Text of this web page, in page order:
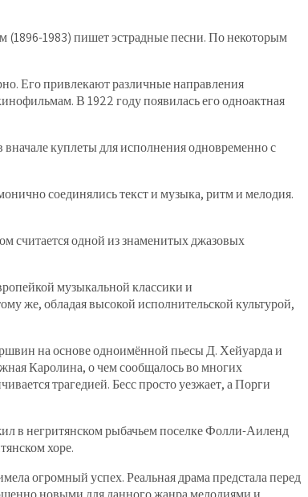
(1896-1983) пишет эстрадные песни. По некоторым
Его привлекают различные направления
В 1922 году появилась его одноактная
куплеты для исполнения одновременно с
соединялись текст и музыка, ритм и мелодия.
считается одной из знаменитых джазовых
музыкальной классики и
же, обладая высокой исполнительской культурой,
на основе одноимённой пьесы Д. Хейуарда и
Каролина, о чем сообщалось во многих
трагедией. Бесс просто уезжает, а Порги
в негритянском рыбачьем поселке Фолли-Аиленд
хоре.
огромный успех. Реальная драма предстала перед